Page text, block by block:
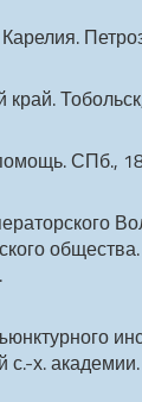
край.
СПб.,
с.-х.